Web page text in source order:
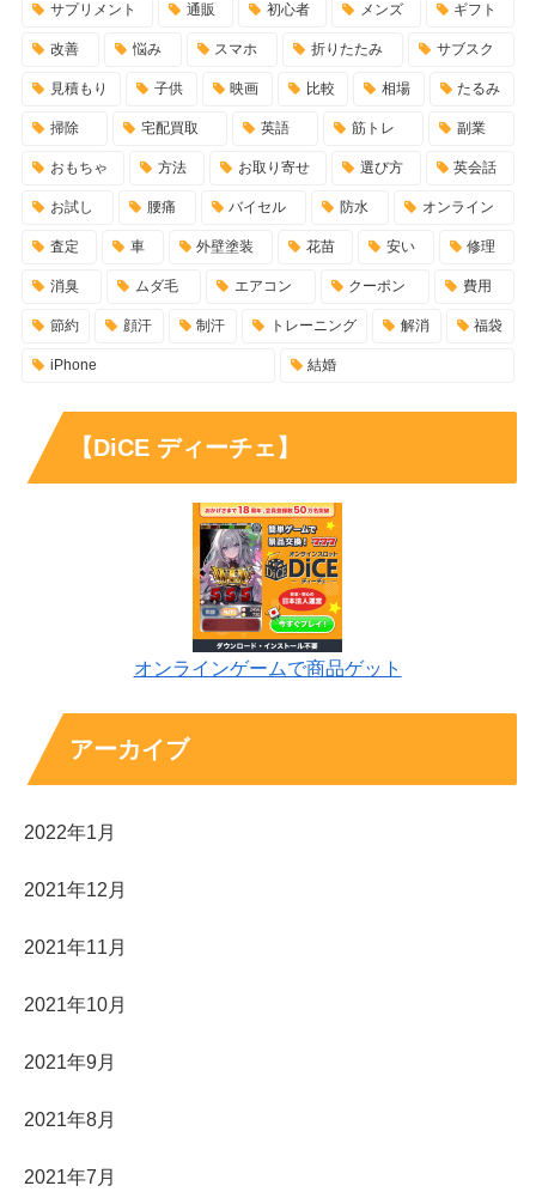
サプリメント 通販 初心者 メンズ ギフト
改善 悩み スマホ 折りたたみ サブスク
見積もり 子供 映画 比較 相場 たるみ
掃除 宅配買取 英語 筋トレ 副業
おもちゃ 方法 お取り寄せ 選び方 英会話
お試し 腰痛 バイセル 防水 オンライン
査定 車 外壁塗装 花苗 安い 修理
消臭 ムダ毛 エアコン クーポン 費用
節約 顔汗 制汗 トレーニング 解消 福袋
iPhone 結婚
【DiCE ディーチェ】
オンラインゲームで商品ゲット
アーカイブ
2022年1月
2021年12月
2021年11月
2021年10月
2021年9月
2021年8月
2021年7月